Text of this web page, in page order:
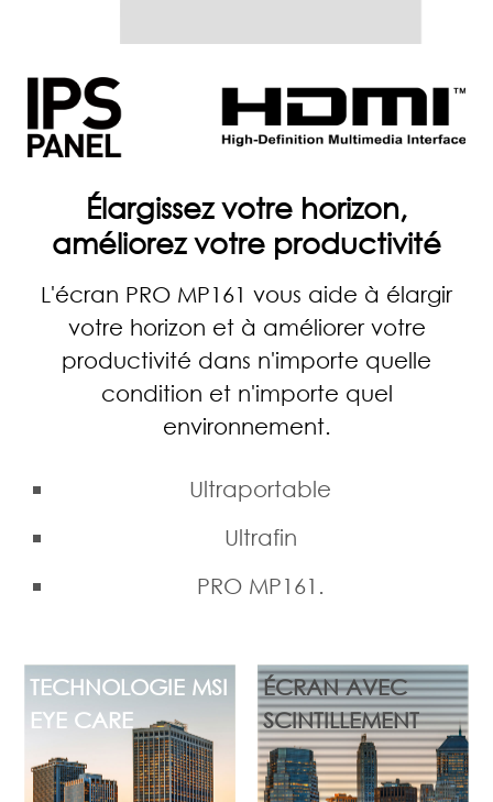
Élargissez votre horizon,
améliorez votre productivité
L'écran PRO MP161 vous aide à élargir
votre horizon et à améliorer votre
productivité dans n'importe quelle
condition et n'importe quel
environnement.
Ultraportable
Ultrafin
PRO MP161.
TECHNOLOGIE MSI
EYE CARE
ÉCRAN AVEC
SCINTILLEMENT